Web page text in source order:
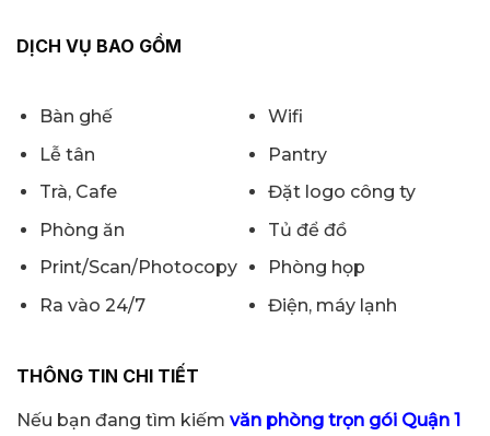
DỊCH VỤ BAO GỒM
Bàn ghế
Wifi
Lễ tân
Pantry
Trà, Cafe
Đặt logo công ty
Phòng ăn
Tủ để đồ
Print/Scan/Photocopy
Phòng họp
Ra vào 24/7
Điện, máy lạnh
THÔNG TIN CHI TIẾT
Nếu bạn đang tìm kiếm văn phòng trọn gói Quận 1